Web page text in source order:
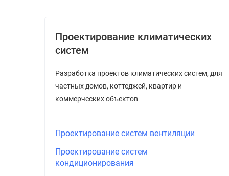
Проектирование климатических
систем
Разработка проектов климатических систем, для
частных домов, коттеджей, квартир и
коммерческих объектов
Проектирование систем вентиляции
Проектирование систем
кондиционирования